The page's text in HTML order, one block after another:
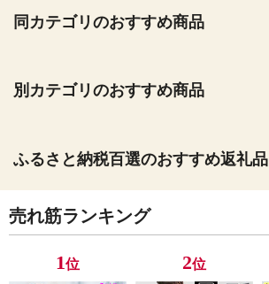
同カテゴリのおすすめ商品
別カテゴリのおすすめ商品
ふるさと納税百選のおすすめ返礼品
売れ筋ランキング
1位 2位